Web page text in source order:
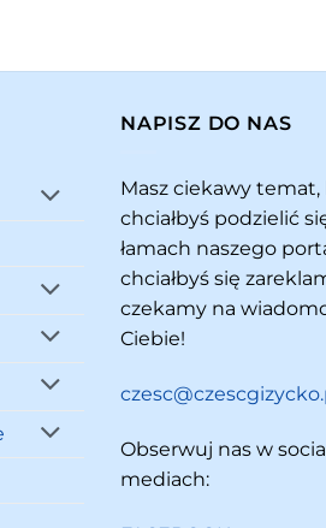
NAPISZ DO NAS
Masz ciekawy
chciałbyś podzielić
łamach naszego
chciałbyś się
czekamy na
Ciebie!
Obserwuj nas w
mediach: